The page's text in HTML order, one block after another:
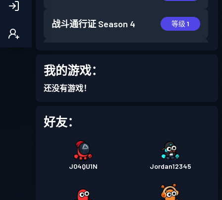
战斗通行证 Season 4 等级 1
战斗通行证
战斗通行证
我的游戏：
还没有游戏！
好友：
J04QU1N Jordan12345